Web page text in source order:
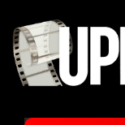
content